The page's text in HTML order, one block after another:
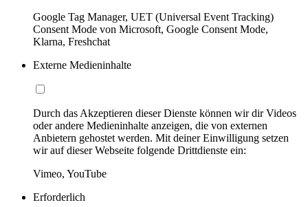
Google Tag Manager, UET (Universal Event Tracking)
Consent Mode von Microsoft, Google Consent Mode,
Klarna, Freshchat
Externe Medieninhalte
Durch das Akzeptieren dieser Dienste können wir dir Videos
oder andere Medieninhalte anzeigen, die von externen
Anbietern gehostet werden. Mit deiner Einwilligung setzen
wir auf dieser Webseite folgende Drittdienste ein:
Vimeo, YouTube
Erforderlich